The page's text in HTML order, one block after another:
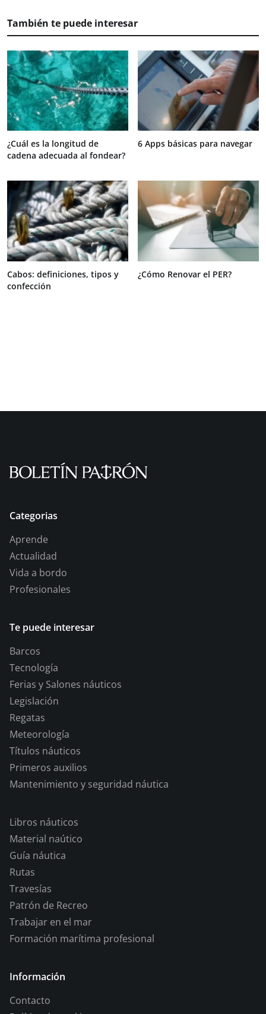
También te puede interesar
¿Cuál es la longitud de
cadena adecuada al fondear?
6 Apps básicas para navegar
Cabos: definiciones, tipos y
confección
¿Cómo Renovar el PER?
Categorias
Aprende
Actualidad
Vida a bordo
Profesionales
Te puede interesar
Barcos
Tecnología
Ferias y Salones náuticos
Legislación
Regatas
Meteorología
Títulos náuticos
Primeros auxilios
Mantenimiento y seguridad náutica
Libros náuticos
Material naútico
Guía náutica
Rutas
Travesías
Patrón de Recreo
Trabajar en el mar
Formación marítima profesional
Información
Contacto